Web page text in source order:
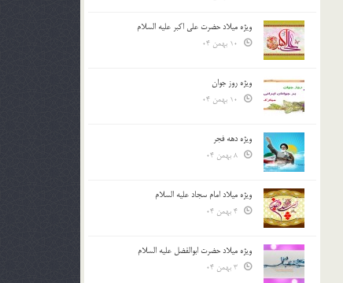
ویژه میلاد حضرت علی اکبر علیه السلام
ویژه روز جوان
ویژه دهه فجر
ویژه میلاد امام سجاد علیه السلام
ویژه میلاد حضرت ابوالفضل علیه السلام